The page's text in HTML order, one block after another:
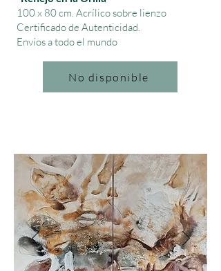
100 x 80 cm. Acrílico sobre lienzo
Certificado de Autenticidad.
Envíos a todo el mundo
No disponible